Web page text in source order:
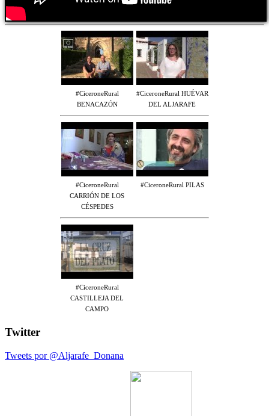
#CiceroneRural
BENACAZÓN
#CiceroneRural HUÉVAR
DEL ALJARAFE
#CiceroneRural
CARRIÓN DE LOS
CÉSPEDES
#CiceroneRural PILAS
#CiceroneRural
CASTILLEJA DEL
CAMPO
Twitter
Tweets por @Aljarafe_Donana